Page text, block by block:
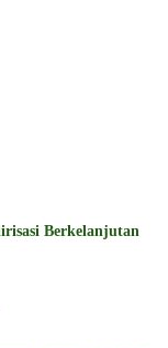
Berkelanjutan